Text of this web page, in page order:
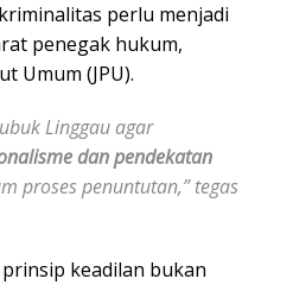
perlu menjadi
penegak hukum,
Umum (JPU).
Linggau agar
dan pendekatan
proses penuntutan,” tegas
keadilan bukan